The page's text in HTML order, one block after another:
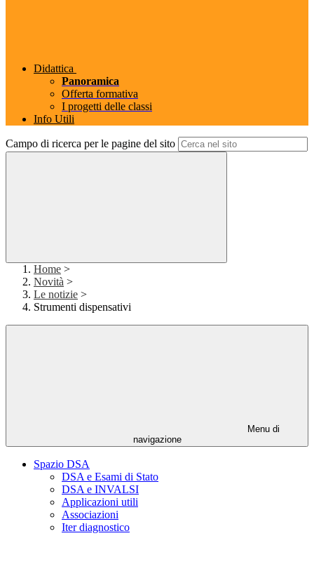
Didattica
Panoramica
Offerta formativa
I progetti delle classi
Info Utili
Campo di ricerca per le pagine del sito
Home >
Novità >
Le notizie >
Strumenti dispensativi
Menu di
navigazione
Spazio DSA
DSA e Esami di Stato
DSA e INVALSI
Applicazioni utili
Associazioni
Iter diagnostico